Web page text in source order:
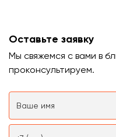
Оставьте заявку
Мы свяжемся с вами в
проконсультируем.